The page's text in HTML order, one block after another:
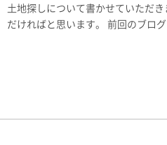
土地探しについて書かせていただ
だければと思います。 前回のブログ